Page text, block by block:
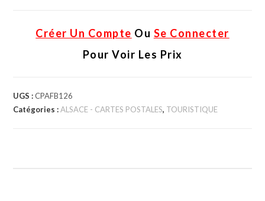
Créer Un Compte Ou Se Connecter
Pour Voir Les Prix
UGS :CPAFB126
Catégories :ALSACE - CARTES POSTALES, TOURISTIQUE